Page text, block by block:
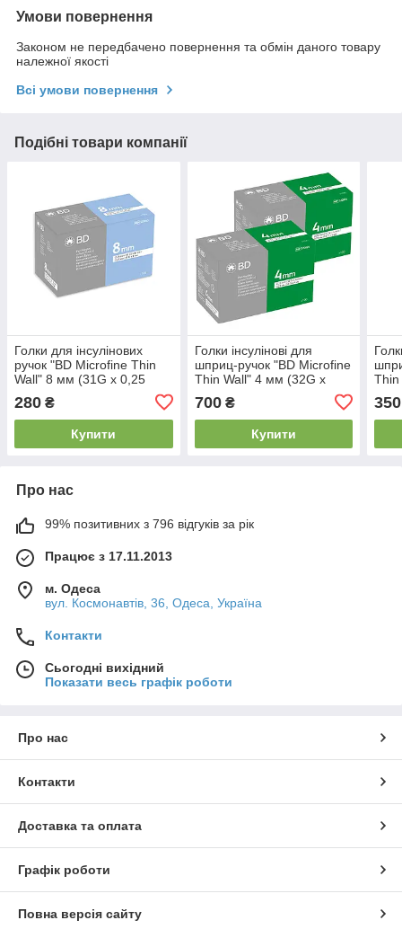
Умови повернення
Законом не передбачено повернення та обмін даного товару
належної якості
Всі умови повернення
Подібні товари компанії
Голки для інсулінових
ручок "BD Microfine Thin
Wall" 8 мм (31G x 0,25
280 ₴
Купити
Голки інсулінові для
шприц-ручок "BD Microfine
Thin Wall" 4 мм (32G x
700₴
Купити
350
Про нас
99% позитивних з 796 відгуків за рік
Працює з 17.11.2013
м. Одеса
вул. Космонавтів, 36, Одеса, Україна
Контакти
Сьогодні вихідний
Показати весь графік роботи
Про нас
Контакти
Доставка та оплата
Графік роботи
Повна версія сайту